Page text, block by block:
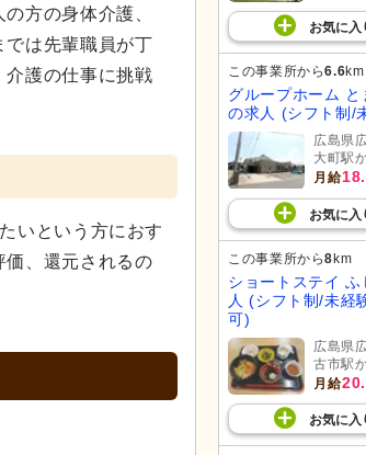
方の身体介護、
では先輩職員が丁
介護の仕事に挑戦
いという方におす
価、還元されるの
お気に入
この事業所から6.6km
グループホーム と
の求人 (シフト制/
広島県
大町駅
月給
お気に入
この事業所から8 km
ショートステイ ふ
人 (シフト制/未経
可)
広島県
古市駅
月給
お気に入